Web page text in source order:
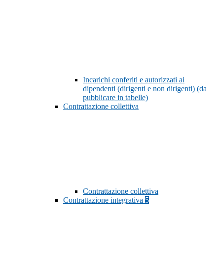
Incarichi conferiti e autorizzati ai
dipendenti (dirigenti e non dirigenti) (da
pubblicare in tabelle)
Contrattazione collettiva
Contrattazione collettiva
Contrattazione integrativa 5